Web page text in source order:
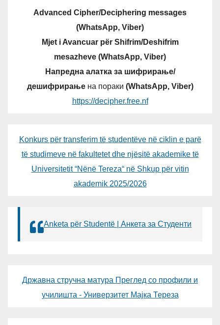
Advanced Cipher/Deciphering messages
(WhatsApp, Viber)
Mjet i Avancuar për Shifrim/Deshifrim
mesazheve (WhatsApp, Viber)
Напредна алатка за шифрирање/
дешифрирањена пораки (WhatsApp, Viber)
https://decipher.free.nf
Konkurs për transferim të studentëve në ciklin e parë
të studimeve në fakultetet dhe njësitë akademike të
Universitetit “Nënë Tereza“ në Shkup për vitin
akademik 2025/2026
Anketa për Studentë | Анкета за Студенти
Државна стручна матура Преглед со профили и
училишта - Универзитет Мајка Тереза